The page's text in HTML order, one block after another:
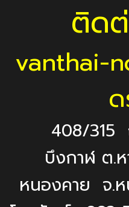
ติด
vanthai-
408/315
บึงกาฬ ต.
หนองคาย จ.